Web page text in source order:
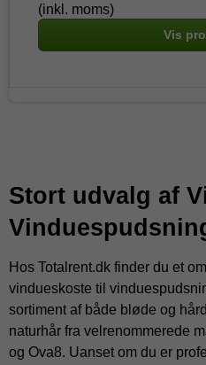
(inkl. moms)
Vis
Stort udvalg af
Hos Totalrent.dk finder du et
vindueskoste til
sortiment af både bløde og
naturhår fra velrenommerede
og Ova8. Uanset om du er